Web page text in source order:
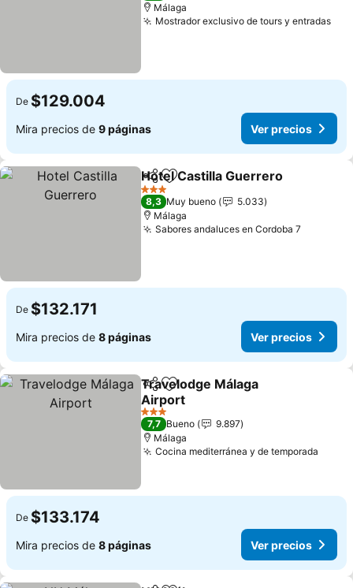
Málaga
Mostrador exclusivo de tours y entradas
De $129.004
Mira precios de 9 páginas Ver precios
CompartirAgregar a favoritos
Hotel Castilla Guerrero
3 Estrellas
8,3 Muy bueno
5.033
Málaga
Sabores andaluces en Cordoba 7
De $132.171
Mira precios de 8 páginas Ver precios
Compartir
Agregar a favoritos
Travelodge Málaga
Airport
3 Estrellas
7,7 Bueno
9.897
Málaga
Cocina mediterránea y de temporada
De $133.174
Mira precios de 8 páginas Ver precios